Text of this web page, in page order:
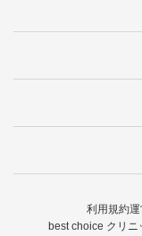
利用規約運
best choice クリニ